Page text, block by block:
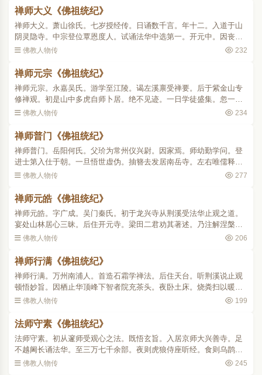
禅师大义《佛祖统纪》
禅师大义。萧山徐氏。七岁授经传。日诵数千言。年十二。入道于山
阴灵隐寺。中宗登位覃恩度人。试诵法华中选第一。开元中。因丧亲
入佛陇阅大藏以益冥报。遂谒左溪禀受止观大悟玄旨。常诵法华涅槃
佛教人物传 232
禅师元宗《佛祖统纪》
禅师元宗。永嘉吴氏。游学至江陵。谒左溪禀受禅要。后于紫金山专
修禅观。初是山中多虎自师卜居。绝不见迹。一日学徒盛集。忽一老
人趋拜座前。自言弟子乃虎。在此噬人多矣。因师开化得脱业躯。今
佛教人物传 234
禅师普门《佛祖统纪》
禅师普门。岳阳何氏。父玠为常州仪兴尉。因家焉。师幼勤学问。登
进士第入仕于朝。一旦悟世虚伪。抽簪去发居南岳寺。左右唯儒释典
籍。麻衣葛履而已。既而去谒荆溪。学止观法华之旨深有造诣。善属
佛教人物传 277
禅师元皓《佛祖统纪》
禅师元皓。字广成。吴门秦氏。初于龙兴寺从荆溪受法华止观之道。
宴处山林居心三昧。后住开元寺。梁田二君劝其著述。乃注解涅槃。
于首序中自录所证。著疏之时。感庭阶产异华。人世莫识。五采灵禽
佛教人物传 206
禅师行满《佛祖统纪》
禅师行满。万州南浦人。首造石霜学禅法。后住天台。听荆溪说止观
顿悟妙旨。因栖止华顶峰下智者院充茶头。夜卧土床。烧粪扫以暖其
下。脱衣就床。蚤虱群唼。或扪其衣。寂无有也。所居槛外大松上有
佛教人物传 199
法师守素《佛祖统纪》
法师守素。初从邃师受观心之法。既悟玄旨。入居京师大兴善寺。足
不越阃长诵法华。至三万七千余部。夜则虎狼侍座听经。食则乌鹊就
掌取粒。沙门幽玄赠之诗曰。三万莲经三十春。半生不踏院门尘。时
佛教人物传 245